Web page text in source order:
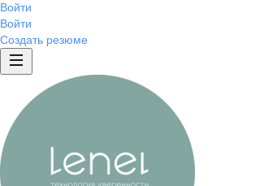
Войти
Войти
Создать резюме